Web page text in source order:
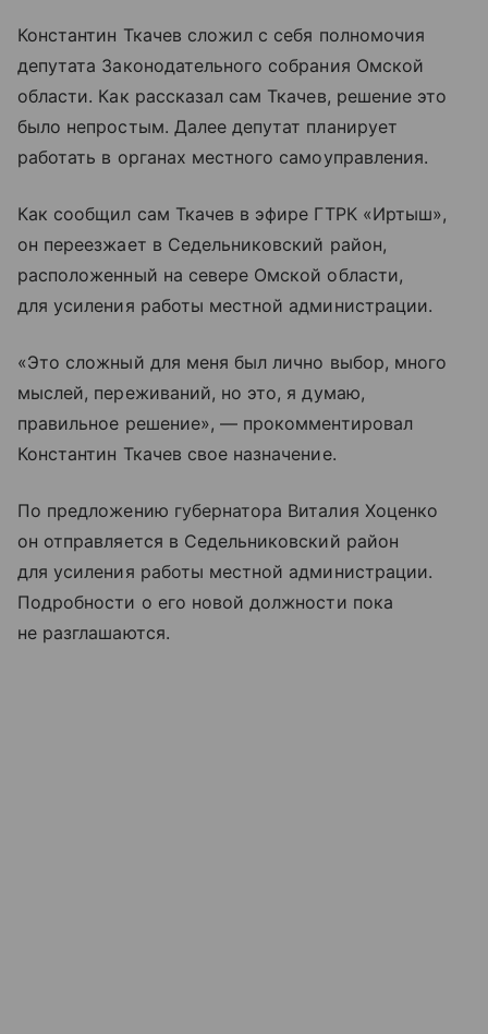
Константин Ткачев сложил с себя полномочия
депутата Законодательного собрания Омской
области. Как рассказал сам Ткачев, решение это
было непростым. Далее депутат планирует
работать в органах местного самоуправления.
Как сообщил сам Ткачев в эфире ГТРК «Иртыш»,
он переезжает в Седельниковский район,
расположенный на севере Омской области,
для усиления работы местной администрации.
«Это сложный для меня был лично выбор, много
мыслей, переживаний, но это, я думаю,
правильное решение», — прокомментировал
Константин Ткачев свое назначение.
По предложению губернатора Виталия Хоценко
он отправляется в Седельниковский район
для усиления работы местной администрации.
Подробности о его новой должности пока
не разглашаются.